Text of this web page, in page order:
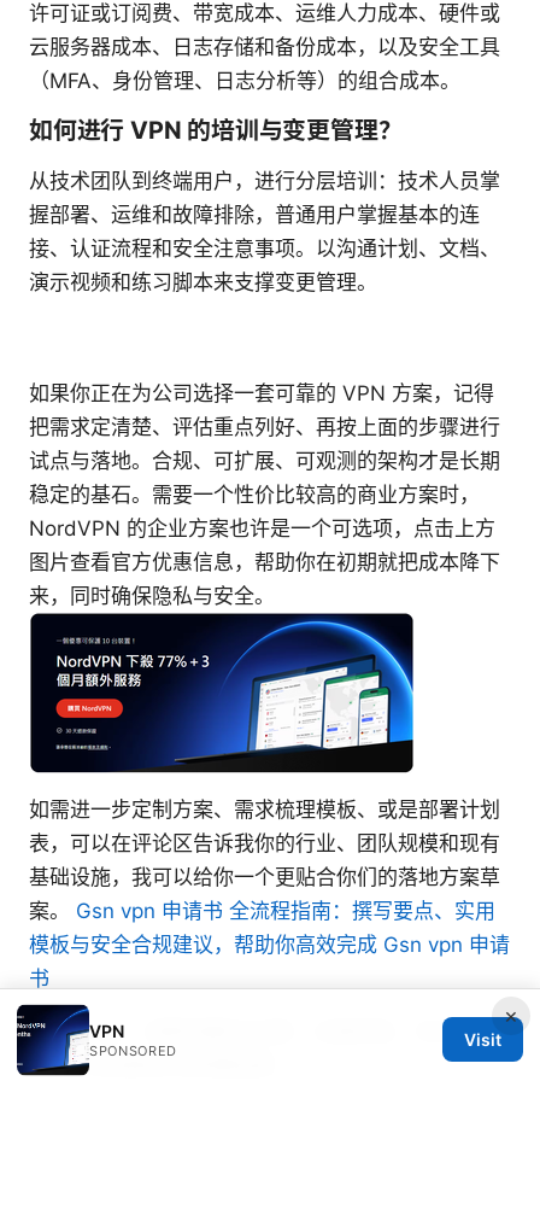
许可证或订阅费、带宽成本、运维人力成本、硬件或
云服务器成本、日志存储和备份成本，以及安全工具
（MFA、身份管理、日志分析等）的组合成本。
如何进行 VPN 的培训与变更管理？
从技术团队到终端用户，进行分层培训：技术人员掌
握部署、运维和故障排除，普通用户掌握基本的连
接、认证流程和安全注意事项。以沟通计划、文档、
演示视频和练习脚本来支撑变更管理。
如果你正在为公司选择一套可靠的 VPN 方案，记得
把需求定清楚、评估重点列好、再按上面的步骤进行
试点与落地。合规、可扩展、可观测的架构才是长期
稳定的基石。需要一个性价比较高的商业方案时，
NordVPN 的企业方案也许是一个可选项，点击上方
图片查看官方优惠信息，帮助你在初期就把成本降下
来，同时确保隐私与安全。
如需进一步定制方案、需求梳理模板、或是部署计划
表，可以在评论区告诉我你的行业、团队规模和现有
基础设施，我可以给你一个更贴合你们的落地方案草
案。 Gsn vpn 申请书 全流程指南：撰写要点、实用
模板与安全合规建议，帮助你高效完成 Gsn vpn 申请
书
Win10 vpn一直断线解决方案：全面排查、协议优
化、以及高稳定性配置指南
×
VPN
SPONSORED
Visit